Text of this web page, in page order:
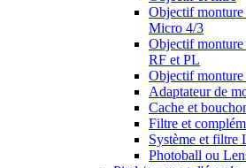
Objectif
Micro 4/3
Objectif
RF et PL
Objectif monture
Adaptateur de
Cache et
Filtre et
Système et filtre
Photoball ou